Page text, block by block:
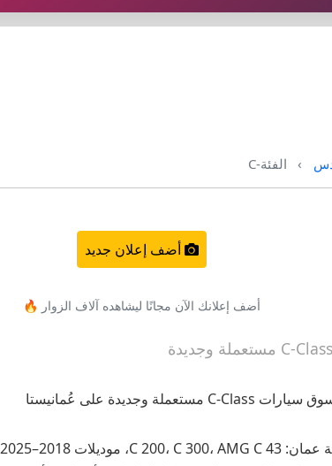
الفئة-C
أضف إعلان جديد
أضف إعلانك الآن مجانًا ليشاهده آلاف الزوار 🔥